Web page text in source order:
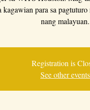
kagawian para sa
nang malayuan.
Registration is
See other events